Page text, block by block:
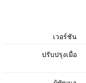
เวอร์ชัน
ปรับปรุงเมื่อ